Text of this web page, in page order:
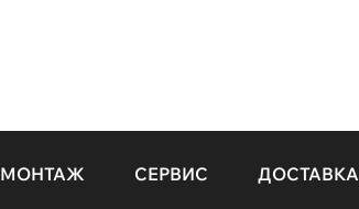
МОНТАЖ СЕРВИС ДОСТАВКА